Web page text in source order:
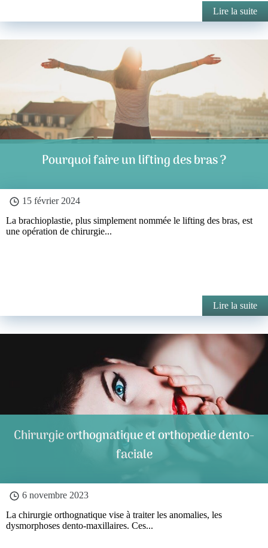
Lire la suite
15 février 2024
Pourquoi faire un lifting des bras ?
La brachioplastie, plus simplement nommée le lifting des bras, est
une opération de chirurgie...
Lire la suite
6 novembre 2023
Chirurgie orthognatique et orthopedie dento-
faciale
La chirurgie orthognatique vise à traiter les anomalies, les
dysmorphoses dento-maxillaires. Ces...